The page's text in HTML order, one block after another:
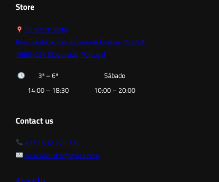
Store
Corais de Vidro,
Rua Combatentes da Grande Guerra, nº 37-A
1885-024 Moscavide, Portugal
3ª – 6ª
Sábado
14:00 – 18:30
10:00 – 20:00
Contact us
+351 912 721 534
coraisdevidro@gmail.com